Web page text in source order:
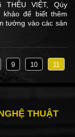
VIỆT, Qúy
khảo để biết thêm
tưởng vào các sản
9 10 11
THUẬT